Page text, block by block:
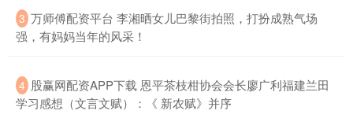
3 ​万师傅配资平台 李湘晒女儿巴黎街拍照，打扮成熟气场
强，有妈妈当年的风采！
4 ​股赢网配资APP下载 恩平茶枝柑协会会长廖广利福建兰田
学习感想（文言文赋）：《 新农赋》并序